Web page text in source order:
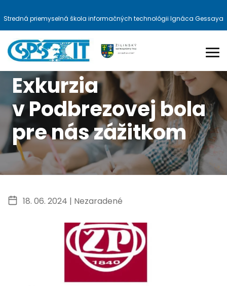
Stredná priemyselná škola informačných technológii Ignáca Gessaya
Exkurzia
v Podbrezovej bola
pre nás zážitkom
18. 06. 2024 | Nezaradené